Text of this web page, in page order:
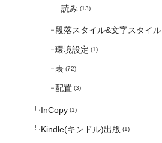
読み (13)
段落スタイル&文字スタイル
環境設定 (1)
表 (72)
配置 (3)
InCopy (1)
Kindle(キンドル)出版 (1)